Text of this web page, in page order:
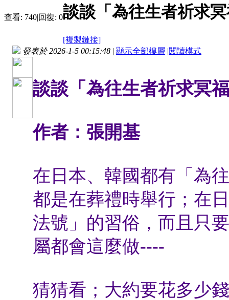
查看: 740|回復: 0談談「為往生者祈求
[複製鏈接]
發表於 2026-1-5 00:15:48 | 顯示全部樓層 |閱讀模式
談談「為往生者祈求冥
作者：張開基
在日本、韓國都有「為
都是在葬禮時舉行；在
法號」的習俗，而且只
屬都會這麼做----
猜猜看；大約要花多少